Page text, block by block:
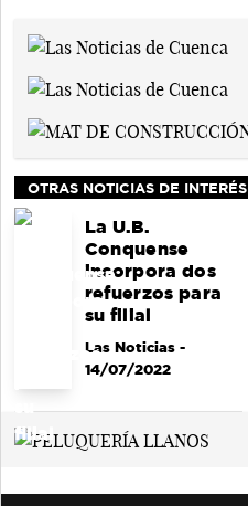
OTRAS NOTICIAS DE INTERÉS
La U.B.
Conquense
incorpora dos
refuerzos para
su filial
Las Noticias-
14/07/2022